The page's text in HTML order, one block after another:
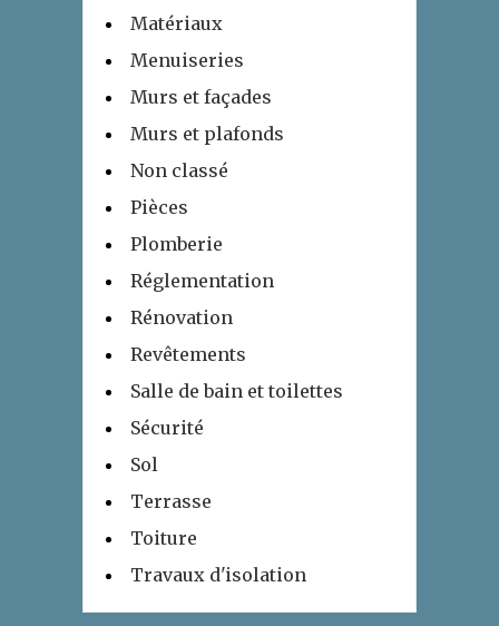
Matériaux
Menuiseries
Murs et façades
Murs et plafonds
Non classé
Pièces
Plomberie
Réglementation
Rénovation
Revêtements
Salle de bain et toilettes
Sécurité
Sol
Terrasse
Toiture
Travaux d'isolation